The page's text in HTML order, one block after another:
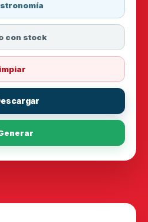
con stock